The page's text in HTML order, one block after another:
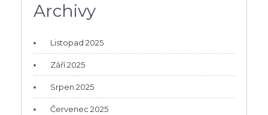
Archivy
Listopad 2025
Září 2025
Srpen 2025
Červenec 2025